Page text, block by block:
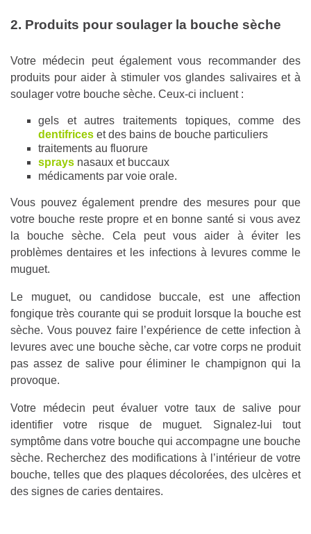
2. Produits pour soulager la bouche sèche
Votre médecin peut également vous recommander des
produits pour aider à stimuler vos glandes salivaires et à
soulager votre bouche sèche. Ceux-ci incluent :
gels et autres traitements topiques, comme des
dentifrices et des bains de bouche particuliers
traitements au fluorure
sprays nasaux et buccaux
médicaments par voie orale.
Vous pouvez également prendre des mesures pour que
votre bouche reste propre et en bonne santé si vous avez
la bouche sèche. Cela peut vous aider à éviter les
problèmes dentaires et les infections à levures comme le
muguet.
Le muguet, ou candidose buccale, est une affection
fongique très courante qui se produit lorsque la bouche est
sèche. Vous pouvez faire l’expérience de cette infection à
levures avec une bouche sèche, car votre corps ne produit
pas assez de salive pour éliminer le champignon qui la
provoque.
Votre médecin peut évaluer votre taux de salive pour
identifier votre risque de muguet. Signalez-lui tout
symptôme dans votre bouche qui accompagne une bouche
sèche. Recherchez des modifications à l’intérieur de votre
bouche, telles que des plaques décolorées, des ulcères et
des signes de caries dentaires.